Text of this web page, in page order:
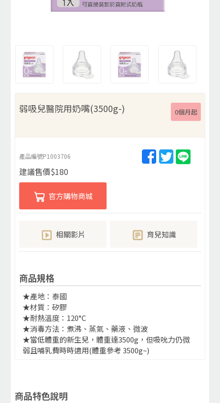
弱吸兒醫院用奶嘴(3500g-) 0個月起
產品編號P1003706
建議售價$180
官方購物商城
相關影片 育兒知識
商品規格
★產地：泰國
★材質：矽膠
★耐熱溫度：120°C
★消毒方法：煮沸、蒸氣、藥液、微波
★當低體重的新生兒，體重達3500g，但吸吮力仍微
弱且哺乳費時時適用(體重參考 3500g~)
商品特色說明